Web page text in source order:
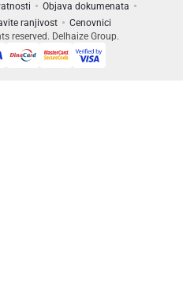
Objava dokumenata
ranjivost
Cenovnici
reserved. Delhaize Group.